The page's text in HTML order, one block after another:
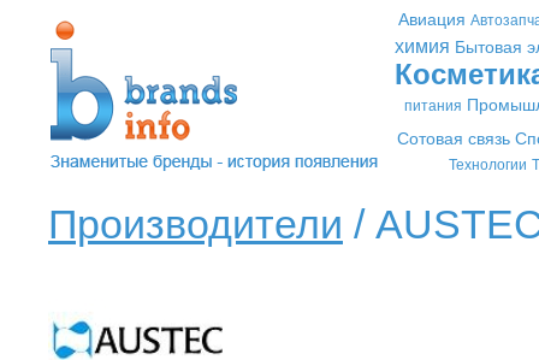
Авиация
химия Бытовая
питания
Сотовая связь
Технологии
Производители /